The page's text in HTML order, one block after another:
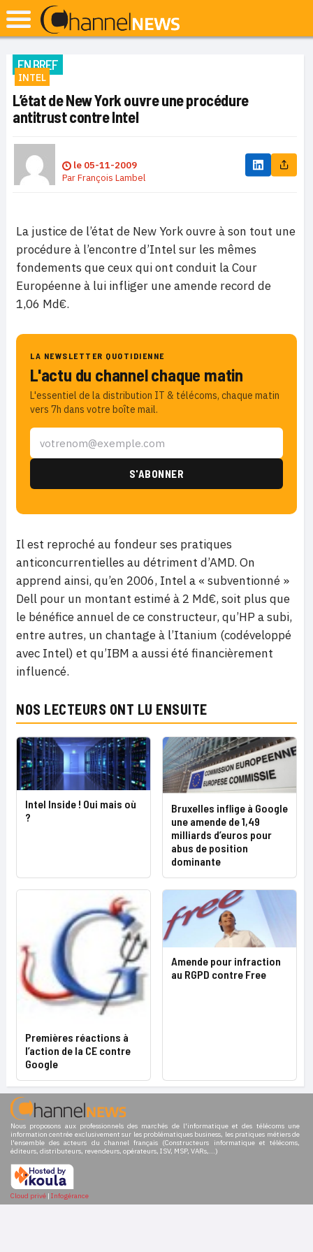
EN BREF
INTEL
L’état de New York ouvre une procédure
antitrust contre Intel
le 05-11-2009
ParFrançois Lambel
La justice de l’état de New York ouvre à son tout une
procédure à l’encontre d’Intel sur les mêmes
fondements que ceux qui ont conduit la Cour
Européenne à lui infliger une amende record de
1,06 Md€.
LA NEWSLETTER QUOTIDIENNE
L'actu du channel chaque matin
L'essentiel de la distribution IT & télécoms, chaque matin
vers 7h dans votre boîte mail.
Il est reproché au fondeur ses pratiques
anticoncurrentielles au détriment d’AMD. On
apprend ainsi, qu’en 2006, Intel a « subventionné »
Dell pour un montant estimé à 2 Md€, soit plus que
le bénéfice annuel de ce constructeur, qu’HP a subi,
entre autres, un chantage à l’Itanium (codéveloppé
avec Intel) et qu’IBM a aussi été financièrement
influencé.
NOS LECTEURS ONT LU ENSUITE
Intel Inside ! Oui mais où
?
Bruxelles inflige à Google
une amende de 1,49
milliards d’euros pour
abus de position
dominante
Premières réactions à
l’action de la CE contre
Google
Amende pour infraction
au RGPD contre Free
Nous proposons aux professionnels des marchés de l'informatique et des télécoms une
information centrée exclusivement sur les problématiques business, les pratiques métiers de
l'ensemble des acteurs du channel français (Constructeurs informatique et télécoms,
éditeurs, distributeurs, revendeurs, opérateurs, ISV, MSP, VARs,...)
Cloud privé | Infogérance